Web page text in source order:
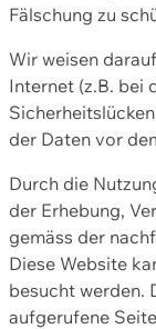
Fälschung zu
Wir weisen
Internet (z.B. bei
der Daten vor
Durch die
der Erhebung,
gemäss der
Diese Website
besucht werden.
aufgerufene